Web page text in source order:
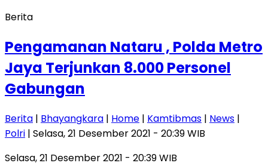
Berita
Pengamanan Nataru , Polda Metro
Jaya Terjunkan 8.000 Personel
Gabungan
Berita | Bhayangkara | Home | Kamtibmas | News |
Polri | Selasa, 21 Desember 2021 - 20:39 WIB
Selasa, 21 Desember 2021 - 20:39 WIB